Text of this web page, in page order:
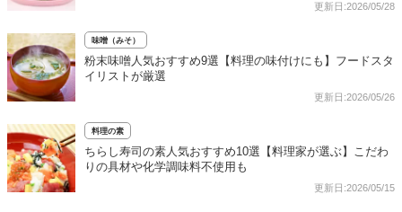
更新日:2026/05/28
味噌（みそ）
粉末味噌人気おすすめ9選【料理の味付けにも】フードスタ
イリストが厳選
更新日:2026/05/26
料理の素
ちらし寿司の素人気おすすめ10選【料理家が選ぶ】こだわ
りの具材や化学調味料不使用も
更新日:2026/05/15